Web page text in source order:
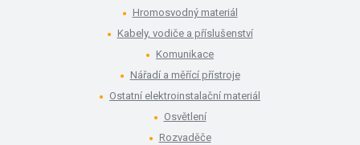
Hromosvodný materiál
Kabely, vodiče a příslušenství
Komunikace
Nářadí a měřící přístroje
Ostatní elektroinstalační materiál
Osvětlení
Rozvaděče